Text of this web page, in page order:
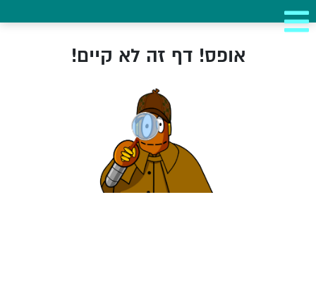
אופס! דף זה לא קיים!